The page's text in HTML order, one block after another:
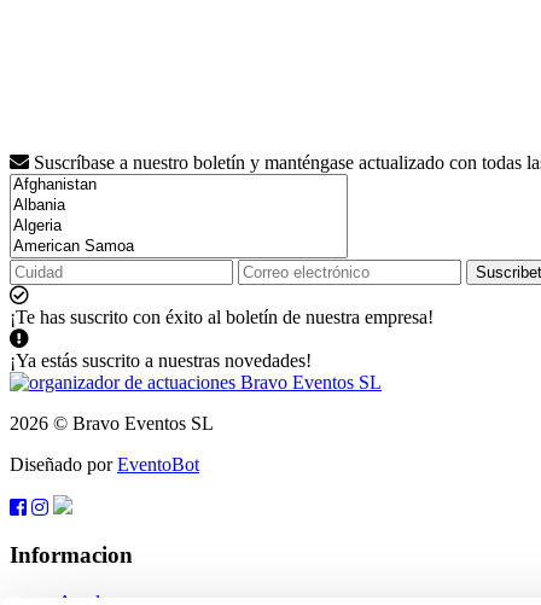
Suscríbase a nuestro boletín y manténgase actualizado con todas
¡Te has suscrito con éxito al boletín de nuestra empresa!
¡Ya estás suscrito a nuestras novedades!
2026 © Bravo Eventos SL
Diseñado porEventoBot
Informacion